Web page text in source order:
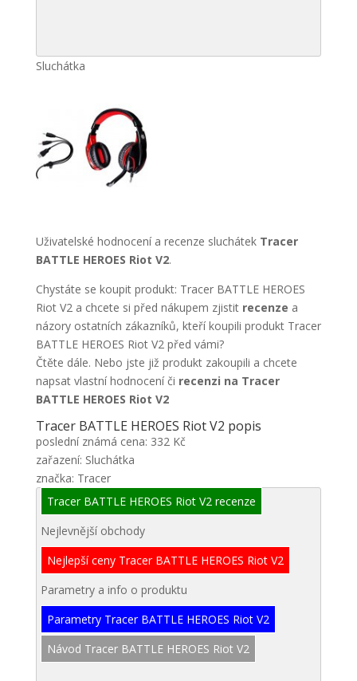
Sluchátka
Uživatelské hodnocení a recenze sluchátek Tracer
BATTLE HEROES Riot V2.
Chystáte se koupit produkt: Tracer BATTLE HEROES
Riot V2 a chcete si před nákupem zjistit recenze a
názory ostatních zákazníků, kteří koupili produkt Tracer
BATTLE HEROES Riot V2 před vámi?
Čtěte dále. Nebo jste již produkt zakoupili a chcete
napsat vlastní hodnocení či recenzi na Tracer
BATTLE HEROES Riot V2
Tracer BATTLE HEROES Riot V2 popis
poslední známá cena: 332 Kč
zařazení: Sluchátka
značka: Tracer
Tracer BATTLE HEROES Riot V2 recenze
Nejlevnější obchody
Nejlepší ceny Tracer BATTLE HEROES Riot V2
Parametry a info o produktu
Parametry Tracer BATTLE HEROES Riot V2
Návod Tracer BATTLE HEROES Riot V2